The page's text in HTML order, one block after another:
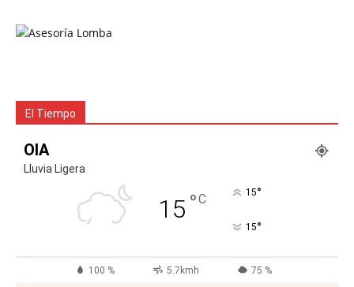
El Tiempo
OIA
Lluvia Ligera
15 °C 15°
15°
100 % 5.7kmh 75 %